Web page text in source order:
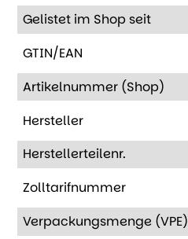
Gelistet im Shop seit
GTIN/EAN
Artikelnummer (Shop)
Hersteller
Herstellerteilenr.
Zolltarifnummer
Verpackungsmenge (VPE)